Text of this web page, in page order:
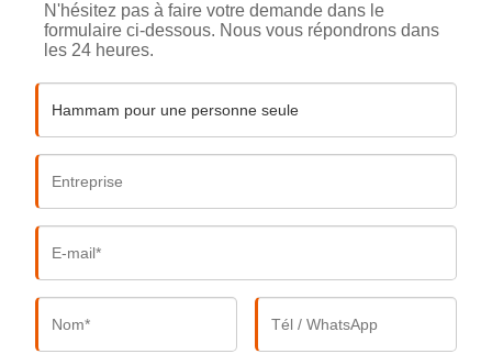
N'hésitez pas à faire votre demande dans le
formulaire ci-dessous. Nous vous répondrons dans
les 24 heures.